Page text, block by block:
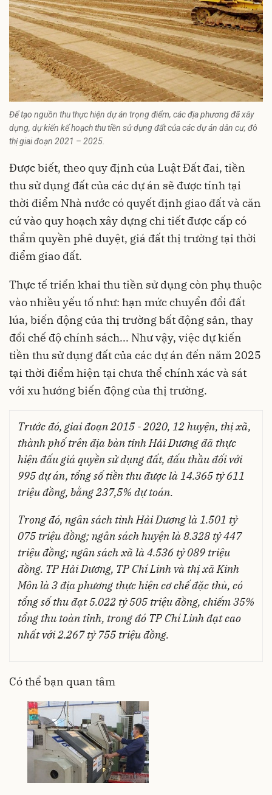
Để tạo nguồn thu thực hiện dự án trọng điểm, các địa phương đã xây
dựng, dự kiến kế hoạch thu tiền sử dụng đất của các dự án dân cư, đô
thị giai đoạn 2021 – 2025.
Được biết, theo quy định của Luật Đất đai, tiền
thu sử dụng đất của các dự án sẽ được tính tại
thời điểm Nhà nước có quyết định giao đất và căn
cứ vào quy hoạch xây dựng chi tiết được cấp có
thẩm quyền phê duyệt, giá đất thị trường tại thời
điểm giao đất.
Thực tế triển khai thu tiền sử dụng còn phụ thuộc
vào nhiều yếu tố như: hạn mức chuyển đổi đất
lúa, biến động của thị trường bất động sản, thay
đổi chế độ chính sách... Như vậy, việc dự kiến
tiền thu sử dụng đất của các dự án đến năm 2025
tại thời điểm hiện tại chưa thể chính xác và sát
với xu hướng biến động của thị trường.
Trước đó, giai đoạn 2015 - 2020, 12 huyện, thị xã,
thành phố trên địa bàn tỉnh Hải Dương đã thực
hiện đấu giá quyền sử dụng đất, đấu thầu đối với
995 dự án, tổng số tiền thu được là 14.365 tỷ 611
triệu đồng, bằng 237,5% dự toán.
Trong đó, ngân sách tỉnh Hải Dương là 1.501 tỷ
075 triệu đồng; ngân sách huyện là 8.328 tỷ 447
triệu đồng; ngân sách xã là 4.536 tỷ 089 triệu
đồng. TP Hải Dương, TP Chí Linh và thị xã Kinh
Môn là 3 địa phương thực hiện cơ chế đặc thù, có
tổng số thu đạt 5.022 tỷ 505 triệu đồng, chiếm 35%
tổng thu toàn tỉnh, trong đó TP Chí Linh đạt cao
nhất với 2.267 tỷ 755 triệu đồng.
Có thể bạn quan tâm